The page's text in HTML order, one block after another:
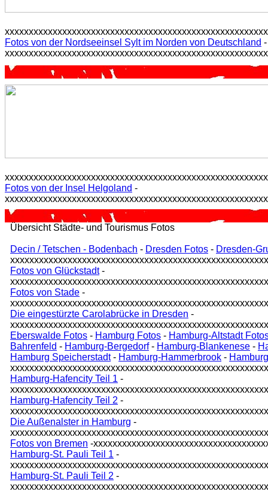
Fotos von der Nordseeinsel Sylt im Norden von Deutschland -
Fotos von der Insel Helgoland -
Übersicht Städte- und Tourismus Fotos
Decin / Tetschen - Bodenbach - Dresden Fotos - Dresden-
Fotos von Glückstadt-
Fotos von Stade -
Die eingestürzte Carolabrücke in Dresden -
Eberswalde Fotos - Hamburg Fotos - Hamburg-Altstadt
Bahrenfeld - Hamburg-Bergedorf- Hamburg-Blankenese -
Hamburg Speicherstadt- Hamburg-Hammerbrook -
Hamburg-Hafencity Teil 1 -
Hamburg-Hafencity Teil 2 -
Die Außenalster in Hamburg -
Fotos von Bremen -
Hamburg-St. Pauli Teil 1 -
Hamburg-St. Pauli Teil 2 -